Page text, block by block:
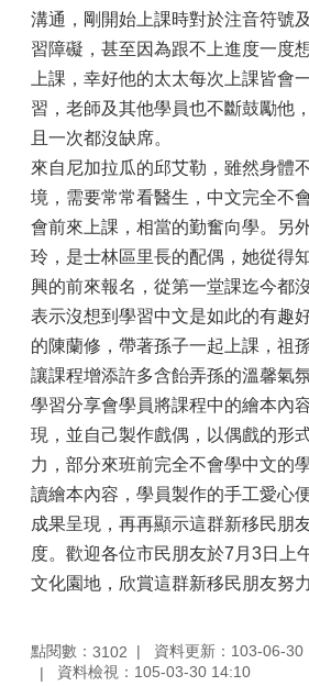
溝通，剛開始上課時對於注音符號
習障礙，甚至因為跟不上進度一度
上課，幸好他的太太每次上課皆會
習，老師及其他學員也不斷鼓勵他
且一次都沒缺席。
來自尼加拉瓜的邱艾勒，雖然身體
境，需要常常看醫生，中文完全不
會前來上課，相當的勤奮向學。另
玲，是士林區里長的配偶，她從得
興的前來報名，從第一堂課迄今都
表示沒想到學習中文是如此的有趣
的陳蘭修，帶著孫子一起上課，祖
讓課程增添許多含飴弄孫的溫馨氣氛
學習分享會學員將課程中的繪本內
現，並自己製作戲偶，以偶戲的形
力，部分來班前完全不會學中文的
讀繪本內容，學員製作的手工愛心
成果呈現，再再顯示這群新移民朋
度。歡迎各位市民朋友於7月3日上
文化園地，欣賞這群新移民朋友努
點閱數： 3102
資料更新：103-06-30
資料檢視：105-03-30 14:10